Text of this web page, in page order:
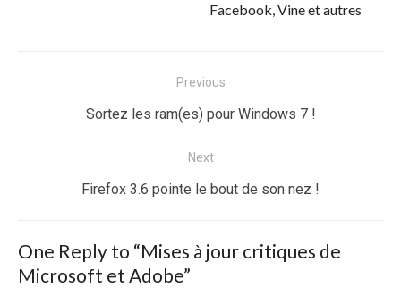
Facebook, Vine et autres
Previous
Previous
Sortez les ram(es) pour Windows 7 !
Next
Next
Firefox 3.6 pointe le bout de son nez !
One Reply to “Mises à jour critiques de
Microsoft et Adobe”